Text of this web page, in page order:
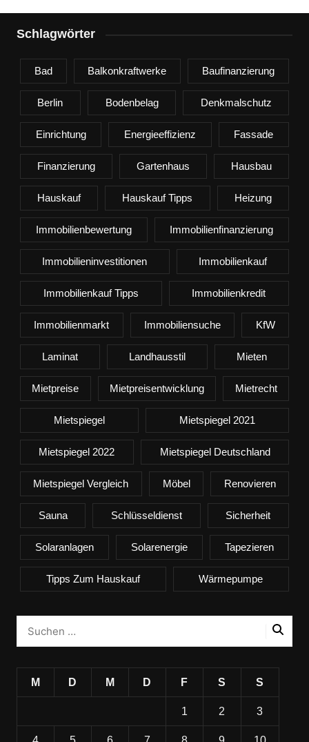
Schlagwörter
Bad Balkonkraftwerke Baufinanzierung
Berlin Bodenbelag Denkmalschutz
Einrichtung Energieeffizienz Fassade
Finanzierung Gartenhaus Hausbau
Hauskauf Hauskauf Tipps Heizung
Immobilienbewertung Immobilienfinanzierung
Immobilieninvestitionen Immobilienkauf
Immobilienkauf Tipps Immobilienkredit
Immobilienmarkt Immobiliensuche KfW
Laminat Landhausstil Mieten
Mietpreise Mietpreisentwicklung Mietrecht
Mietspiegel Mietspiegel 2021
Mietspiegel 2022 Mietspiegel Deutschland
Mietspiegel Vergleich Möbel Renovieren
Sauna Schlüsseldienst Sicherheit
Solaranlagen Solarenergie Tapezieren
Tipps Zum Hauskauf Wärmepumpe
M D M D F S S
1 2 3